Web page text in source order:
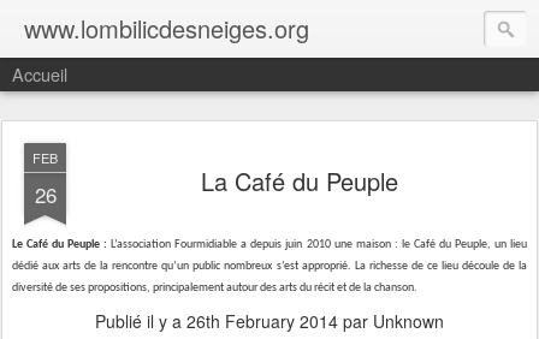
www.lombilicdesneiges.org
Accueil
FEB
26 La Café du Peuple
Le Café du Peuple : L’association Fourmidiable a depuis juin 2010 une maison : le Café du Peuple, un lieu
dédié aux arts de la rencontre qu’un public nombreux s’est approprié. La richesse de ce lieu découle de la
diversité de ses propositions, principalement autour des arts du récit et de la chanson.
Publié il y a 26th February 2014 par Unknown